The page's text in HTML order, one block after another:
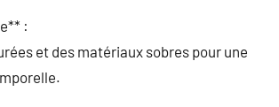
:
et des matériaux sobres pour une